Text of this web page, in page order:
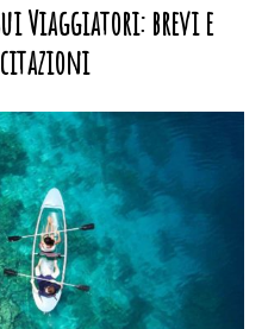
Viaggiatori: brevi e